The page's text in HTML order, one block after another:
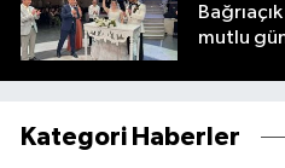
mutlu
Kategori Haberler